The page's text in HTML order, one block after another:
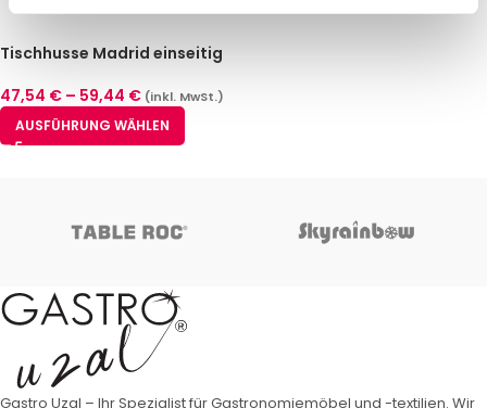
Tischhusse Madrid einseitig
47,54 € – 59,44 € (inkl. MwSt.)
AUSFÜHRUNG WÄHLEN
Gastro Uzal – Ihr Spezialist für Gastronomiemöbel und -textilien. Wir